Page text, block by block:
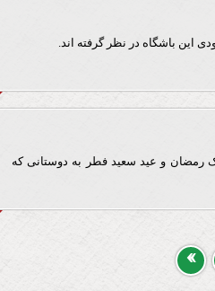
رمضان و عید سعید فطر به دوستانی که
«